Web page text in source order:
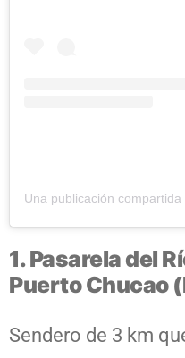
1. Pasarela del
Puerto Chucao
Sendero de 3 km